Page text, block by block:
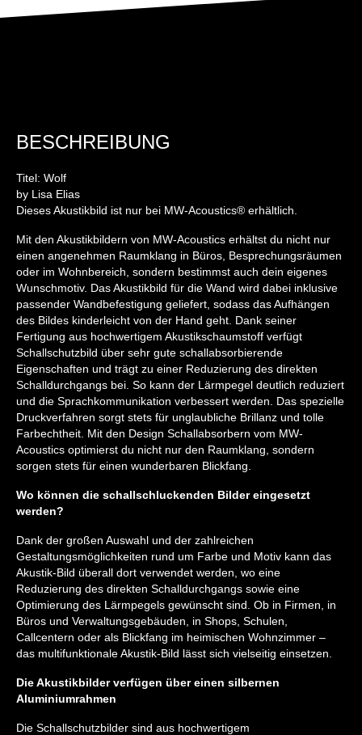
BESCHREIBUNG
Titel: Wolf
by Lisa Elias
Dieses Akustikbild ist nur bei MW-Acoustics® erhältlich.
Mit den Akustikbildern von MW-Acoustics erhältst du nicht nur
einen angenehmen Raumklang in Büros, Besprechungsräumen
oder im Wohnbereich, sondern bestimmst auch dein eigenes
Wunschmotiv. Das Akustikbild für die Wand wird dabei inklusive
passender Wandbefestigung geliefert, sodass das Aufhängen
des Bildes kinderleicht von der Hand geht. Dank seiner
Fertigung aus hochwertigem Akustikschaumstoff verfügt
Schallschutzbild über sehr gute schallabsorbierende
Eigenschaften und trägt zu einer Reduzierung des direkten
Schalldurchgangs bei. So kann der Lärmpegel deutlich reduziert
und die Sprachkommunikation verbessert werden. Das spezielle
Druckverfahren sorgt stets für unglaubliche Brillanz und tolle
Farbechtheit. Mit den Design Schallabsorbern vom MW-
Acoustics optimierst du nicht nur den Raumklang, sondern
sorgen stets für einen wunderbaren Blickfang.
Wo können die schallschluckenden Bilder eingesetzt
werden?
Dank der großen Auswahl und der zahlreichen
Gestaltungsmöglichkeiten rund um Farbe und Motiv kann das
Akustik-Bild überall dort verwendet werden, wo eine
Reduzierung des direkten Schalldurchgangs sowie eine
Optimierung des Lärmpegels gewünscht sind. Ob in Firmen, in
Büros und Verwaltungsgebäuden, in Shops, Schulen,
Callcentern oder als Blickfang im heimischen Wohnzimmer –
das multifunktionale Akustik-Bild lässt sich vielseitig einsetzen.
Die Akustikbilder verfügen über einen silbernen
Aluminiumrahmen
Die Schallschutzbilder sind aus hochwertigem